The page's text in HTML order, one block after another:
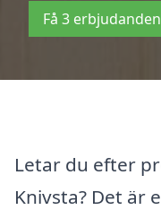
Få 3
Letar du efter
Knivsta? Det är